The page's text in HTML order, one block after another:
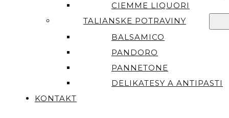
CIEMME LIQUORI
TALIANSKE POTRAVINY
BALSAMICO
PANDORO
PANNETONE
DELIKATESY A ANTIPASTI
KONTAKT